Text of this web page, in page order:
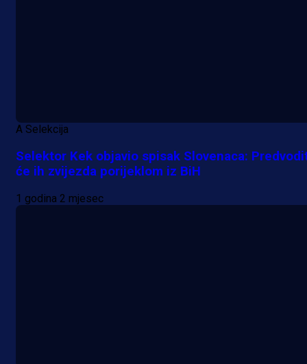
A Selekcija
Selektor Kek objavio spisak Slovenaca:
će ih zvijezda porijeklom iz BiH
1 godina 2 mjesec